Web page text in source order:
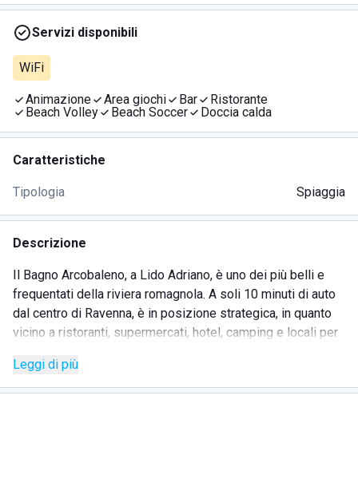
Servizi disponibili
WiFi
Animazione Area giochi Bar
Ristorante
Beach Volley
Beach Soccer Doccia calda
Caratteristiche
Tipologia Spiaggia
Descrizione
Il Bagno Arcobaleno, a Lido Adriano, è uno dei più belli e
frequentati della riviera romagnola. A soli 10 minuti di auto
dal centro di Ravenna, è in posizione strategica, in quanto
vicino a ristoranti, supermercati, hotel, camping e locali per
giro in centro città, alla ricerca delle principali attrazioni di
interesse storico-artistico. Bagno Arcobaleno è un grande
Leggi di più